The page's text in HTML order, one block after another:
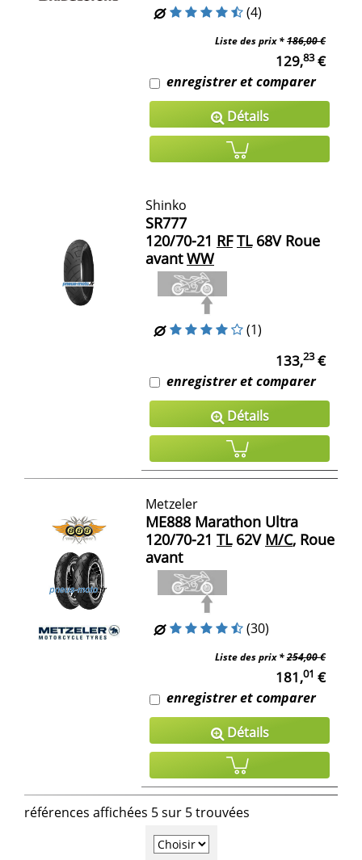
(4)
Liste des prix *186,00 €
129,83€
enregistrer et comparer
Détails
Shinko
SR777
120/70-21 RF TL68V Roue
avant WW
(1)
133,23€
enregistrer et comparer
Détails
Metzeler
ME888 Marathon Ultra
120/70-21 TL62V M/C, Roue
avant
(30)
Liste des prix *254,00 €
181,01 €
enregistrer et comparer
Détails
références affichées 5 sur 5 trouvées